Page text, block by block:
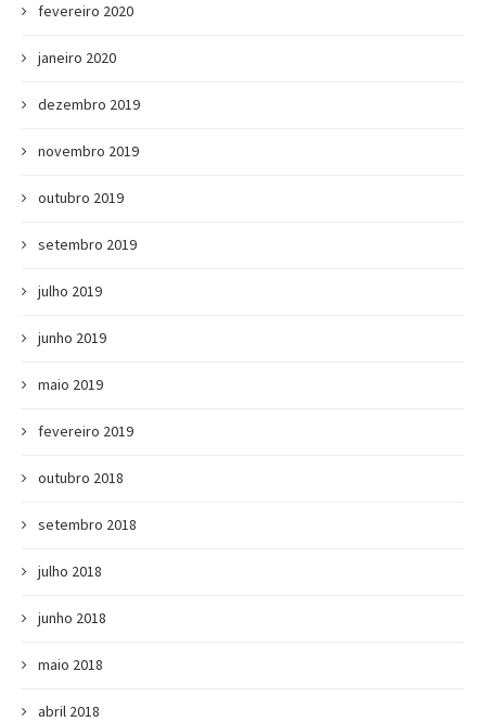
fevereiro 2020
janeiro 2020
dezembro 2019
novembro 2019
outubro 2019
setembro 2019
julho 2019
junho 2019
maio 2019
fevereiro 2019
outubro 2018
setembro 2018
julho 2018
junho 2018
maio 2018
abril 2018